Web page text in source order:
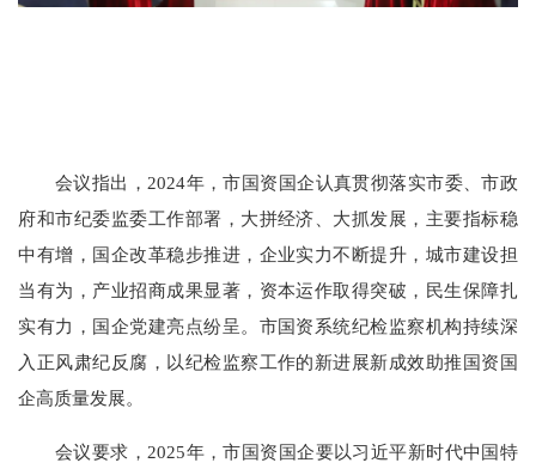
会议指出，2024年，市国资国企认真贯彻落实市委、市政
府和市纪委监委工作部署，大拼经济、大抓发展，主要指标稳
中有增，国企改革稳步推进，企业实力不断提升，城市建设担
当有为，产业招商成果显著，资本运作取得突破，民生保障扎
实有力，国企党建亮点纷呈。市国资系统纪检监察机构持续深
入正风肃纪反腐，以纪检监察工作的新进展新成效助推国资国
企高质量发展。
会议要求，2025年，市国资国企要以习近平新时代中国特